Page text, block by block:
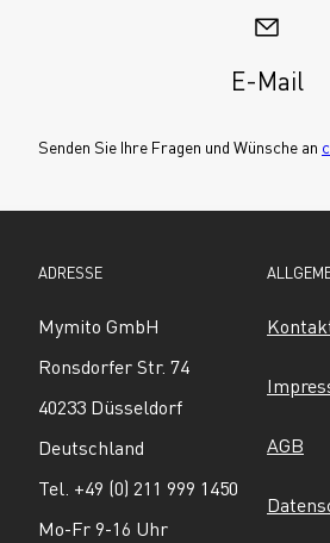
E-Mail
Senden Sie Ihre Fragen und Wünsche an
ADRESSE
Mymito GmbH
Ronsdorfer Str. 74
40233 Düsseldorf
Deutschland
Tel. +49 (0) 211 999 1450
Mo-Fr 9-16 Uhr
AGB